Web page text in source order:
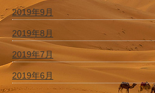
2019年9月
2019年8月
2019年7月
2019年6月